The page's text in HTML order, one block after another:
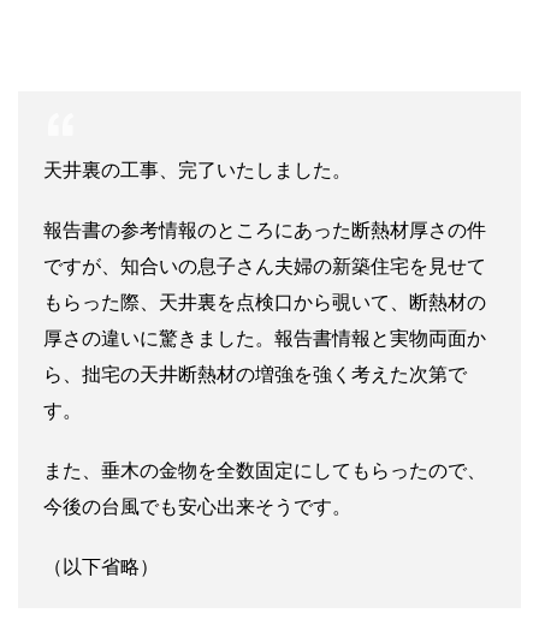
天井裏の工事、完了いたしました。
報告書の参考情報のところにあった断熱材厚さの件
ですが、知合いの息子さん夫婦の新築住宅を見せて
もらった際、天井裏を点検口から覗いて、断熱材の
厚さの違いに驚きました。報告書情報と実物両面か
ら、拙宅の天井断熱材の増強を強く考えた次第で
す。
また、垂木の金物を全数固定にしてもらったので、
今後の台風でも安心出来そうです。
（以下省略）